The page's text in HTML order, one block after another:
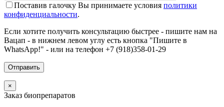
Поставив галочку Вы принимаете условия политики
конфиденциальности.
Если хотите получить консультацию быстрее - пишите нам на
Вацап - в нижнем левом углу есть кнопка "Пишите в
WhatsApp!" - или на телефон +7 (918)358-01-29
×
Заказ биопрепаратов